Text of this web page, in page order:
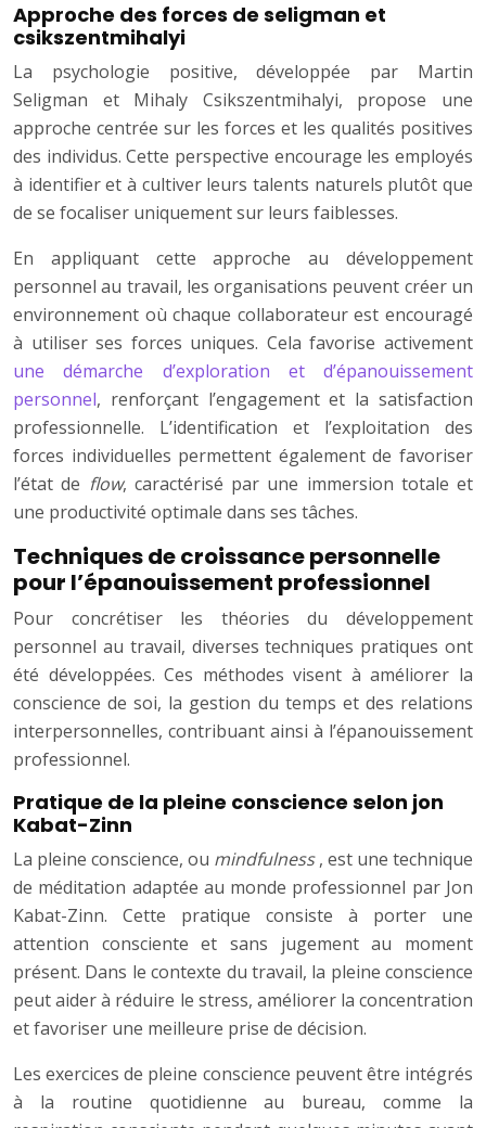
Approche des forces de seligman et
csikszentmihalyi
La psychologie positive, développée par Martin
Seligman et Mihaly Csikszentmihalyi, propose une
approche centrée sur les forces et les qualités positives
des individus. Cette perspective encourage les employés
à identifier et à cultiver leurs talents naturels plutôt que
de se focaliser uniquement sur leurs faiblesses.
En appliquant cette approche au développement
personnel au travail, les organisations peuvent créer un
environnement où chaque collaborateur est encouragé
à utiliser ses forces uniques. Cela favorise activement
une démarche d’exploration et d’épanouissement
personnel, renforçant l’engagement et la satisfaction
professionnelle. L’identification et l’exploitation des
forces individuelles permettent également de favoriser
l’état de flow, caractérisé par une immersion totale et
une productivité optimale dans ses tâches.
Techniques de croissance personnelle
pour l’épanouissement professionnel
Pour concrétiser les théories du développement
personnel au travail, diverses techniques pratiques ont
été développées. Ces méthodes visent à améliorer la
conscience de soi, la gestion du temps et des relations
interpersonnelles, contribuant ainsi à l’épanouissement
professionnel.
Pratique de la pleine conscience selon jon
Kabat-Zinn
La pleine conscience, ou mindfulness, est une technique
de méditation adaptée au monde professionnel par Jon
Kabat-Zinn. Cette pratique consiste à porter une
attention consciente et sans jugement au moment
présent. Dans le contexte du travail, la pleine conscience
peut aider à réduire le stress, améliorer la concentration
et favoriser une meilleure prise de décision.
Les exercices de pleine conscience peuvent être intégrés
à la routine quotidienne au bureau, comme la